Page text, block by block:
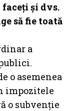
faceți și dvs.
să fie toată
a
o asemenea
impozitele
o subvenție